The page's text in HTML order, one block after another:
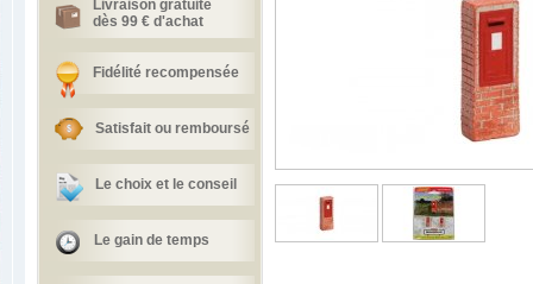
Livraison gratuite
dès 99 € d'achat
Fidélité recompensée
Satisfait ou remboursé
Le choix et le conseil
Le gain de temps